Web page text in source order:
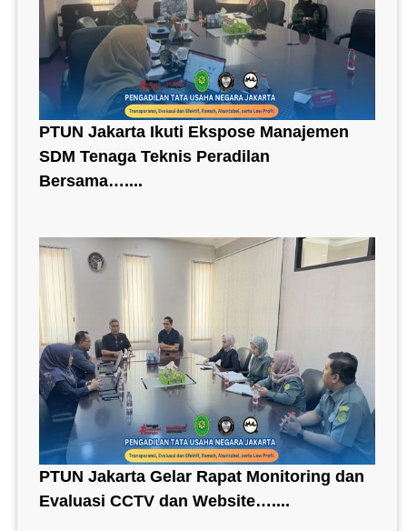
PTUN Jakarta Ikuti Ekspose Manajemen
SDM Tenaga Teknis Peradilan
Bersama…....
PTUN Jakarta Gelar Rapat Monitoring dan
Evaluasi CCTV dan Website…....